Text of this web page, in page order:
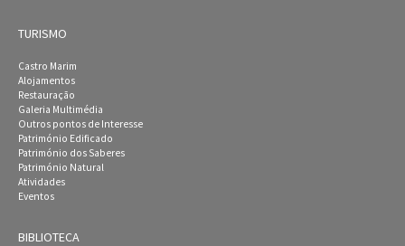
TURISMO
Castro Marim
Alojamentos
Restauração
Galeria Multimédia
Outros pontos de Interesse
Património Edificado
Património dos Saberes
Património Natural
Atividades
Eventos
BIBLIOTECA